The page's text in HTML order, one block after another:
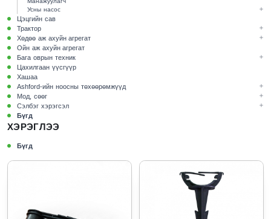
Усны насос
Цэцгийн сав
Трактор
Хөдөө аж ахуйн агрегат
Ойн аж ахуйн агрегат
Бага оврын техник
Цахилгаан үүсгүүр
Хашаа
Ashford-ийн ноосны төхөөрөмжүүд
Мод, сөөг
Сэлбэг хэрэгсэл
Бүгд
ХЭРЭГЛЭЭ
Бүгд